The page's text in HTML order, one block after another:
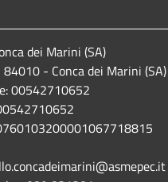
dei Marini (SA)
84010 - Conca dei Marini
00542710652